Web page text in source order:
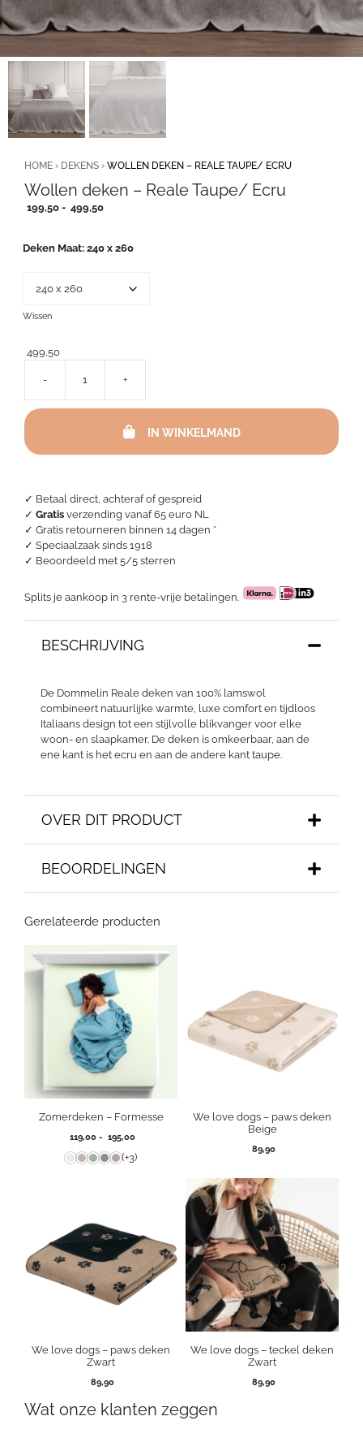
✓ Betaal direct, achteraf of gespreid
✓ Gratis verzending vanaf 65 euro NL
✓ Gratis retourneren binnen 14 dagen *
✓ Speciaalzaak sinds 1918
✓ Beoordeeld met 5/5 sterren
Splits je aankoop in 3 rente-vrije betalingen.
HOME › DEKENS › WOLLEN DEKEN – REALE TAUPE/ ECRU
Wollen deken – Reale Taupe/ Ecru
199,50 - 499,50Prijsklasse:
499,50
BESCHRIJVING
De Dommelin Reale deken van 100% lamswol
combineert natuurlijke warmte, luxe comfort en tijdloos
Italiaans design tot een stijlvolle blikvanger voor elke
woon- en slaapkamer. De deken is omkeerbaar, aan de
ene kant is het ecru en aan de andere kant taupe.
OVER DIT PRODUCT
BEOORDELINGEN
Deken Maat 240 x 260
Wissen
499,50
-
deken
Reale
+
IN WINKELMAND
Gerelateerde producten
Zomerdeken – Formesse
119,00 - 195,00Prijsklasse:
tot
(+3)
We love dogs – paws deken
Beige
89,90
We love dogs – paws deken
Zwart
89,90
We love dogs – teckel deken
Zwart
89,90
Wat onze klanten zeggen